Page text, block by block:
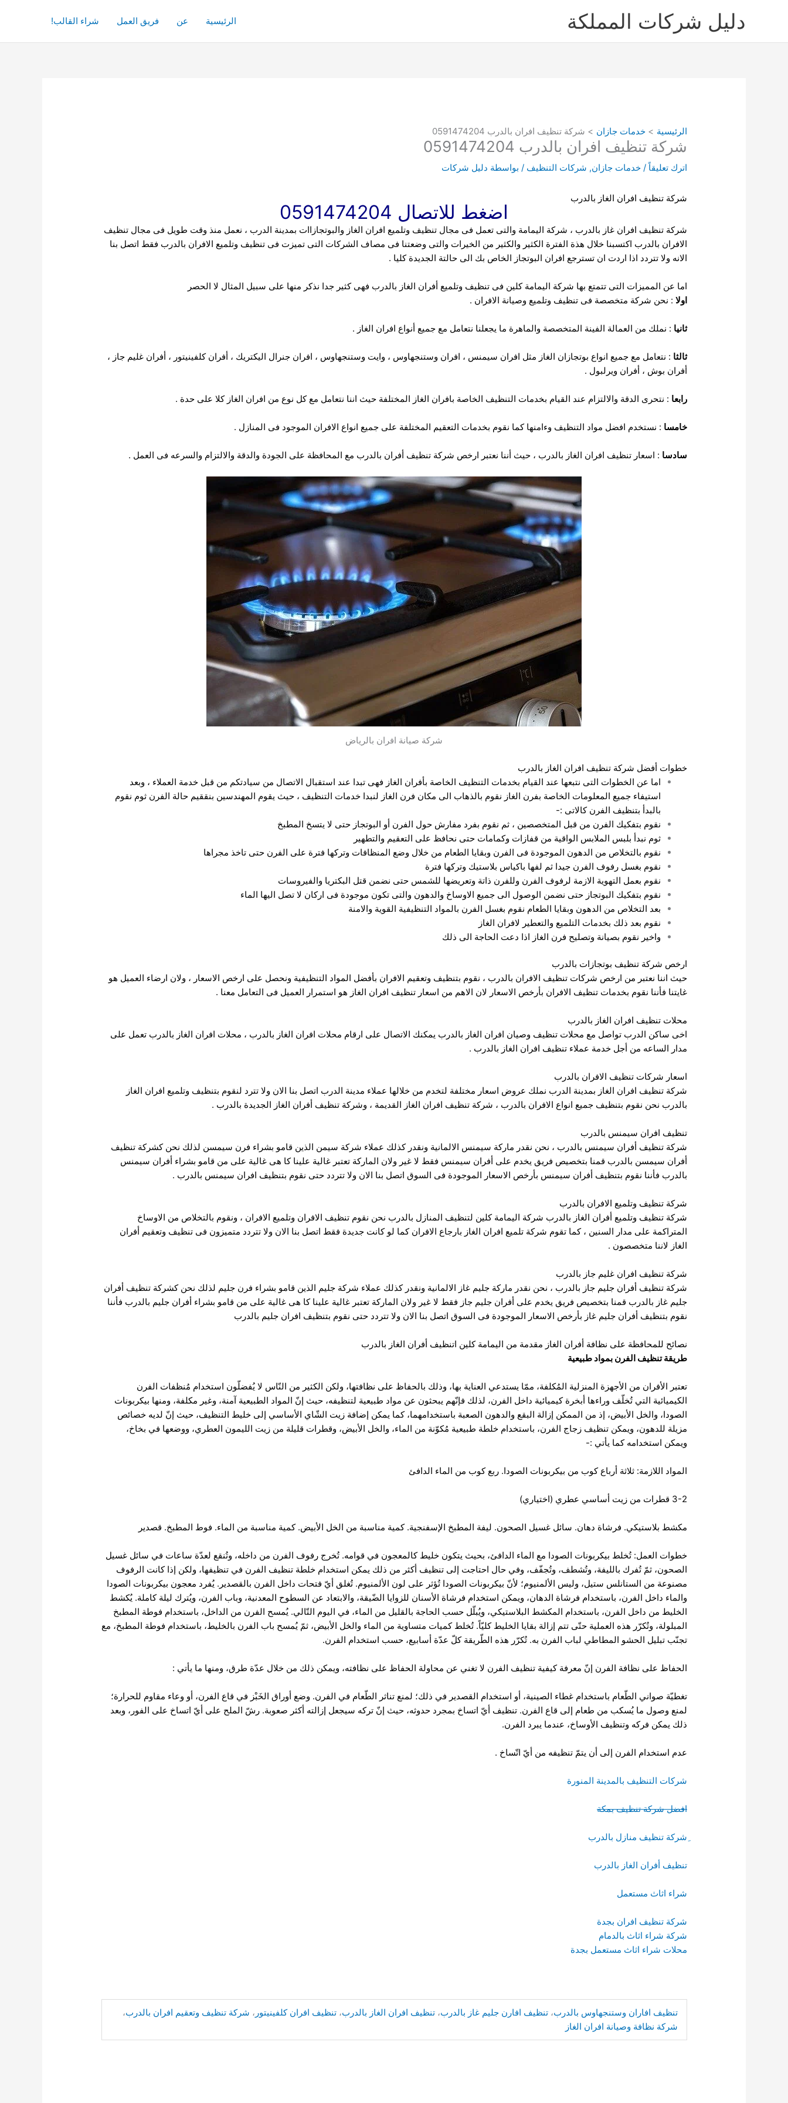
دليل شركات المملكة الرئيسية عن فريق العمل شراء القالب!
الرئيسية خدمات جازان شركة تنظيف افران بالدرب 0591474204
شركة تنظيف افران بالدرب 0591474204
اترك تعليقاً /خدمات جازان, شركات التنظيف / بواسطة دليل شركات
شركة تنظيف افران الغاز بالدرب
اضغط للاتصال 0591474204
شركة تنظيف افران غاز بالدرب ، شركة اليمامة والتى تعمل فى مجال تنظيف وتلميع افران الغاز والبوتجازاات بمدينة الدرب ، نعمل منذ وقت طويل فى مجال تنظيف
الافران بالدرب اكتسبنا خلال هذة الفترة الكثير والكثير من الخيرات والتى وضعتنا فى مصاف الشركات التى تميزت فى تنظيف وتلميع الافران بالدرب فقط اتصل بنا
الانه ولا تتردد اذا اردت ان تسترجع افران البوتجاز الخاص بك الى حالتة الجديدة كليا .
اما عن المميزات التى تتمتع بها شركة اليمامة كلين فى تنظيف وتلميع أفران الغاز بالدرب فهى كثير جدا نذكر منها على سبيل المثال لا الحصر
اولا : نحن شركة متخصصة فى تنظيف وتلميع وصيانة الافران .
ثانيا : نملك من العمالة الفينة المتخصصة والماهرة ما يجعلنا نتعامل مع جميع أنواع افران الغاز .
ثالثا : نتعامل مع جميع انواع بوتجازان الغاز مثل افران سيمنس ، افران وستنجهاوس ، وايت وستنجهاوس ، افران جنرال اليكتريك ، أفران كلفينيتور ، أفران غليم جاز ،
أفران بوش ، أفران ويرلبول .
رابعا : نتحرى الدقة والالتزام عند القيام بخدمات التنظيف الخاصة بافران الغاز المختلفة حيث اننا نتعامل مع كل نوع من افران الغاز كلا على حدة .
خامسا : نستخدم افضل مواد التنظيف وءامنها كما نقوم بخدمات التعقيم المختلفة على جميع انواع الافران الموجود فى المنازل .
سادسا : اسعار تنظيف افران الغاز بالدرب ، حيث أننا نعتبر ارخص شركة تنظيف أفران بالدرب مع المحافظة على الجودة والدقة والالتزام والسرعه فى العمل .
شركة صيانة افران بالرياض
خطوات أفضل شركة تنظيف افران الغاز بالدرب
اما عن الخطوات التى نتبعها عند القيام بخدمات التنظيف الخاصة بأفران الغاز فهى تبدا عند استقبال الاتصال من سيادتكم من قبل خدمة العملاء ، وبعد
استيفاء جميع المعلومات الخاصة بفرن الغاز نقوم بالذهاب الى مكان فرن الغاز لنبدا خدمات التنظيف ، حيث يقوم المهندسين بنققيم حالة الفرن ثوم نقوم
بالبدأ بتنظيف الفرن كالاتى :-
نقوم بتفكيك الفرن من قبل المتخصصين ، ثم نقوم بفرد مفارش حول الفرن أو البوتجاز حتى لا يتسخ المطبخ
ثوم نبدأ بلبس الملابس الواقية من قفازات وكمامات حتى نحافظ على التعقيم والتطهير
نقوم بالتخلاص من الدهون الموجودة فى الفرن وبقايا الطعام من خلال وضع المنظافات وتركها فترة على الفرن حتى تاخذ مجراها
نقوم بغسل رفوف الفرن جيدا ثم لفها باكياس بلاستيك وتركها فترة
نقوم بعمل التهوية الازمة لرفوف الفرن وللفرن ذاتة وتعريضها للشمس حتى نضمن قتل البكتريا والفيروسات
نقوم بتفكيك البوتجاز حتى نضمن الوصول الى جميع الاوساخ والدهون والتى تكون موجودة فى اركان لا تصل اليها الماء
بعد التخلاص من الدهون وبقايا الطعام نقوم بغسل الفرن بالمواد التنظيفية القوية والامنة
نقوم بعد ذلك بخدمات التلميع والتعطير لافران الغاز
واخير نقوم بصيانة وتصليح فرن الغاز اذا دعت الحاجة الى ذلك
ارخص شركة تنظيف بوتجازات بالدرب
حيث اننا نعتبر من ارخص شركات تنظيف الافران بالدرب ، نقوم بتنظيف وتعقيم الافران بأفضل المواد التنظيفية ونحصل على ارخص الاسعار ، ولان ارضاء العميل هو
غايتنا فأننا نقوم بخدمات تنظيف الافران بأرخص الاسعار لان الاهم من اسعار تنظيف افران الغاز هو استمرار العميل فى التعامل معنا .
محلات تنظيف افران الغاز بالدرب
اخى ساكن الدرب تواصل مع محلات تنظيف وصيان افران الغاز بالدرب يمكنك الاتصال على ارقام محلات افران الغاز بالدرب ، محلات افران الغاز بالدرب تعمل على
مدار الساعه من أجل خدمة عملاء تنظيف افران الغاز بالدرب .
اسعار شركات تنظيف الافران بالدرب
شركة تنظيف افران الغاز بمدينة الدرب نملك عروض اسعار مختلفة لتخدم من خلالها عملاء مدينة الدرب اتصل بنا الان ولا تترد لنقوم بتنظيف وتلميع افران الغاز
بالدرب نحن نقوم بتنظيف جميع انواع الافران بالدرب ، شركة تنظيف افران الغاز القديمة ، وشركة تنظيف أفران الغاز الجديدة بالدرب .
تنظيف افران سيمنس بالدرب
شركة تنظيف أفران سيمنس بالدرب ، نحن نقدر ماركة سيمنس الالمانية ونقدر كذلك عملاء شركة سيمن الذين قامو بشراء فرن سيمسن لذلك نحن كشركة تنظيف
أفران سيمسن بالدرب قمنا بتخصيص فريق يخدم على أفران سيمنس فقط لا غير ولان الماركة تعتبر غالية علينا كا هى غالية على من قامو بشراء أفران سيمنس
بالدرب فأننا نقوم بتنظيف أفران سيمنس بأرخص الاسعار الموجودة فى السوق اتصل بنا الان ولا تتردد حتى نقوم بتنظيف افران سيمنس بالدرب .
شركة تنظيف وتلميع الافران بالدرب
شركة تنظيف وتلميع أفران الغاز بالدرب شركة اليمامة كلين لتنظيف المنازل بالدرب نحن نقوم تنظيف الافران وتلميع الافران ، ونقوم بالتخلاص من الاوساخ
المتراكمة على مدار السنين ، كما تقوم شركة تلميع افران الغاز بارجاع الافران كما لو كانت جديدة فقط اتصل بنا الان ولا تتردد متميزون فى تنظيف وتعقيم أفران
الغاز لاننا متخصصون .
شركة تنظيف افران غليم جاز بالدرب
شركة تنظيف أفران جليم جاز بالدرب ، نحن نقدر ماركة جليم غاز الالمانية ونقدر كذلك عملاء شركة جليم الذين قامو بشراء فرن جليم لذلك نحن كشركة تنظيف أفران
جليم غاز بالدرب قمنا بتخصيص فريق يخدم على أفران جليم جاز فقط لا غير ولان الماركة تعتبر غالية علينا كا هى غالية على من قامو بشراء أفران جليم بالدرب فأننا
نقوم بتنظيف أفران جليم غاز بأرخص الاسعار الموجودة فى السوق اتصل بنا الان ولا تتردد حتى نقوم بتنظيف افران جليم بالدرب
نصائح للمحافظة على نظافة أفران الغاز مقدمة من اليمامة كلين اتنظيف أفران الغاز بالدرب
طريقة تنظيف الفرن بمواد طبيعية
تعتبر الأفران من الأجهزة المنزلية المُكلفة، ممّا يستدعي العناية بها، وذلك بالحفاظ على نظافتها، ولكن الكثير من النّاس لا يُفضلّون استخدام مُنظفات الفرن
الكيميائية التي تُخلّف وراءها أبخرة كيميائية داخل الفرن، لذلك فإنّهم يبحثون عن مواد طبيعية لتنظيفه، حيث إنّ المواد الطبيعية آمنة، وغير مكلفة، ومنها بيكربونات
الصودا، والخل الأبيض، إذ من الممكن إزالة البقع والدهون الصعبة باستخدامهما، كما يمكن إضافة زيت الشّاي الأساسي إلى خليط التنظيف، حيث إنّ لديه خصائص
مزيلة للدهون، ويمكن تنظيف زجاج الفرن، باستخدام خلطة طبيعية مُكوّنة من الماء، والخل الأبيض، وقطرات قليلة من زيت الليمون العطري، ووضعها في بخاخ،
ويمكن استخدامه كما يأتي :-
المواد اللازمة: ثلاثة أرباع كوب من بيكربونات الصودا. ربع كوب من الماء الدافئ
3-2 قطرات من زيت أساسي عطري (اختياري)
مكشط بلاستيكي. فرشاة دهان. سائل غسيل الصحون. ليفة المطبخ الإسفنجية. كمية مناسبة من الخل الأبيض. كمية مناسبة من الماء. فوط المطبخ. قصدير
خطوات العمل: تُخلط بيكربونات الصودا مع الماء الدافئ، بحيث يتكون خليط كالمعجون في قوامه. تُخرج رفوف الفرن من داخله، وتُنقع لعدّة ساعات في سائل غسيل
الصحون، ثمّ تُفرك بالليفة، وتُشطف، وتُجفّف، وفي حال احتاجت إلى تنظيف أكثر من ذلك يمكن استخدام خلطة تنظيف الفرن في تنظيفها، ولكن إذا كانت الرفوف
مصنوعة من الستانلس ستيل، وليس الألمنيوم؛ لأنّ بيكربونات الصودا تُؤثر على لون الألمنيوم. تُغلق أيّ فتحات داخل الفرن بالقصدير. يُفرد معجون بيكربونات الصودا
والماء داخل الفرن، باستخدام فرشاة الدهان، ويمكن استخدام فرشاة الأسنان للزوايا الضّيقة، والابتعاد عن السطوح المعدنية، وباب الفرن، ويُترك ليلة كاملة. يُكشط
الخليط من داخل الفرن، باستخدام المكشط البلاستيكي، ويُبلّل حسب الحاجة بالقليل من الماء، في اليوم التّالي. يُمسح الفرن من الداخل، باستخدام فوطة المطبخ
المبلولة، وتُكرّر هذه العملية حتّى تتم إزالة بقايا الخليط كليّاً. تُخلط كميات متساوية من الماء والخل الأبيض، ثمّ يُمسح باب الفرن بالخليط، باستخدام فوطة المطبخ، مع
تجنّب تبليل الحشو المطاطي لباب الفرن به. تُكرّر هذه الطّريقة كلّ عدّة أسابيع، حسب استخدام الفرن.
الحفاظ على نظافة الفرن إنّ معرفة كيفية تنظيف الفرن لا تغني عن محاولة الحفاظ على نظافته، ويمكن ذلك من خلال عدّة طرق، ومنها ما يأتي :
تغطيّة صواني الطّعام باستخدام غطاء الصينية، أو استخدام القصدير في ذلك؛ لمنع تناثر الطّعام في الفرن. وضع أوراق الخَبْز في قاع الفرن، أو وعاء مقاوم للحرارة؛
لمنع وصول ما يُسكب من طعام إلى قاع الفرن. تنظيف أيّ اتساخ بمجرد حدوثه، حيث إنّ تركه سيجعل إزالته أكثر صعوبة. رشّ الملح على أيّ اتساخ على الفور، وبعد
ذلك يمكن فركه وتنظيف الأوساخ، عندما يبرد الفرن.
عدم استخدام الفرن إلى أن يتمّ تنظيفه من أيّ اتّساخ .
شركات التنظيف بالمدينة المنورة
افضل شركة تنظيف بمكة
ِشركة تنظيف منازل بالدرب
تنظيف أفران الغاز بالدرب
شراء اثاث مستعمل
شركة تنظيف افران بجدة
شركة شراء اثاث بالدمام
محلات شراء اثاث مستعمل بجدة
تنظيف افاران وستنجهاوس بالدرب،تنظيف افارن جليم غاز بالدرب،تنظيف افران الغاز بالدرب،تنظيف افران كلفينيتور ، شركة تنظيف وتعقيم افران بالدرب،
شركة نظافة وصيانة افران الغاز